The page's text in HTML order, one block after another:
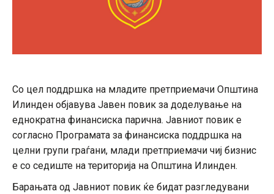
Со цел поддршка на младите претприемачи Општина
Илинден објавува Јавен повик за доделување на
еднократна финансиска парична. Јавниот повик е
согласно Програмата за финансиска поддршка на
целни групи граѓани, млади претприемачи чиј бизнис
е со седиште на територија на Општина Илинден.
Барањата од Јавниот повик ќе бидат разгледувани